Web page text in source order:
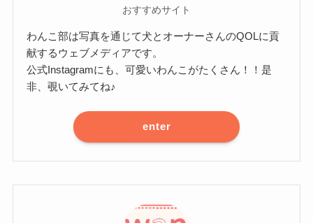
おすすめサイト
わんこ部は写真を通じて犬とオーナーさんのQOLに貢
献するウェブメディアです。
公式Instagramにも、可愛いわんこがたくさん！！是
非、覗いてみてね♪
enter